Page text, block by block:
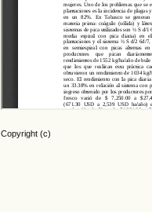
Copyright (c)